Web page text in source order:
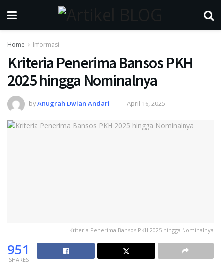
Home Informasi
Kriteria Penerima Bansos PKH
2025 hingga Nominalnya
byAnugrah Dwian Andari April 16, 2025
Kriteria Penerima Bansos PKH 2025 hingga Nominalnya
951
SHARES